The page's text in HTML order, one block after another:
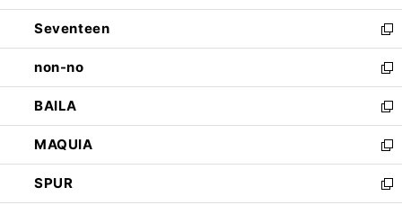
開
く
ウ
で
開
く
ン
ド
ウ
で
開
く
Seventeen
新
し
い
ウ
ィ
ン
ド
ウ
で
non-no
新
し
い
ウ
ィ
ン
ド
BAILA
新
し
い
ウ
ィ
MAQUIA
新
し
い
SPUR
新